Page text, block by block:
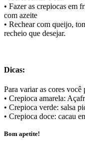
• Fazer as crepiocas em
com azeite
• Rechear com queijo,
recheio que desejar.
Dicas:
Para variar as cores você
• Crepioca amarela:
• Crepioca verde: salsa
• Crepioca doce: cacau
Bom apetite!